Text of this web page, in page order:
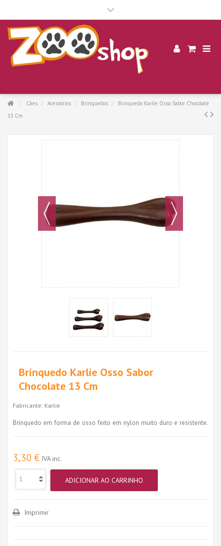
Cães Acessórios Brinquedos
Brinquedo Karlie Osso Sabor Chocolate
13 Cm
Brinquedo Karlie Osso Sabor
Chocolate 13 Cm
Fabricante: Karlie
Brinquedo em forma de osso feito em nylon muito duro e resistente.
3,30 € IVA inc.
ADICIONAR AO CARRINHO
Imprimir